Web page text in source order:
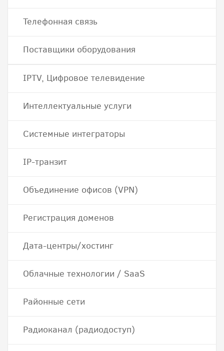
Телефонная связь
Поставщики оборудования
IPTV, Цифровое телевидение
Интеллектуальные услуги
Системные интеграторы
IP-транзит
Объединение офисов (VPN)
Регистрация доменов
Дата-центры/хостинг
Облачные технологии / SaaS
Районные сети
Радиоканал (радиодоступ)